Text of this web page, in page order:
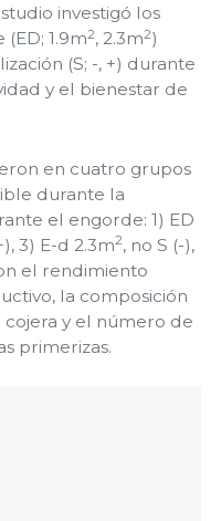
investigó los
1.9m2, 2.3m2)
(S; -, +) durante
y el bienestar de
en cuatro grupos
durante la
el engorde: 1) ED
3) E-d 2.3m2, no S (-),
el rendimiento
la composición
y el número de
primerizas.